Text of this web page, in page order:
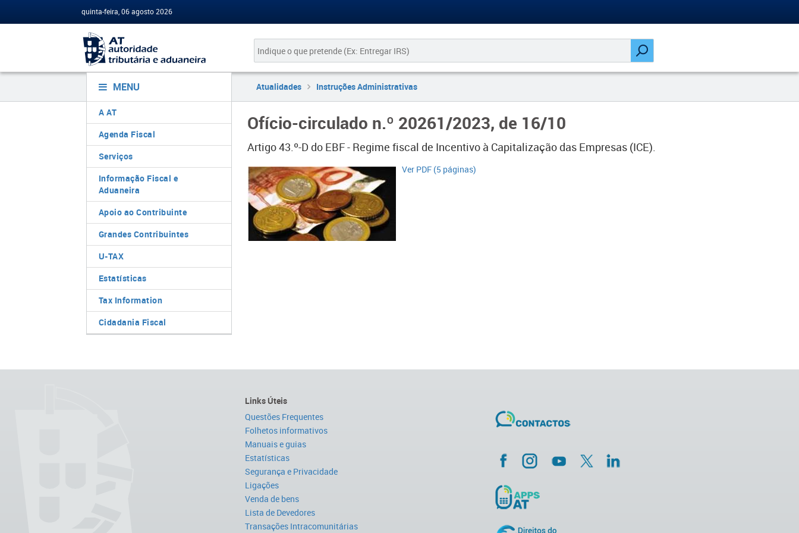
quinta-feira, 06 agosto 2026
MENU
A AT
Agenda Fiscal
Serviços
Informação Fiscal e
Aduaneira
Apoio ao Contribuinte
Grandes Contribuintes
U-TAX
Estatísticas
Tax Information
Cidadania Fiscal
Atualidades Instruções Administrativas
Ofício-circulado n.º 20261/2023, de 16/10
Artigo 43.º-D do EBF - Regime fiscal de Incentivo à Capitalização das Empresas (ICE).
Ver PDF (5 páginas)​
Links Úteis
Questões Frequentes
Folhetos informativos
Manuais e guias
Estatísticas
Segurança e Privacidade
Ligações
Venda de bens
Lista de Devedores
Transações Intracomunitárias